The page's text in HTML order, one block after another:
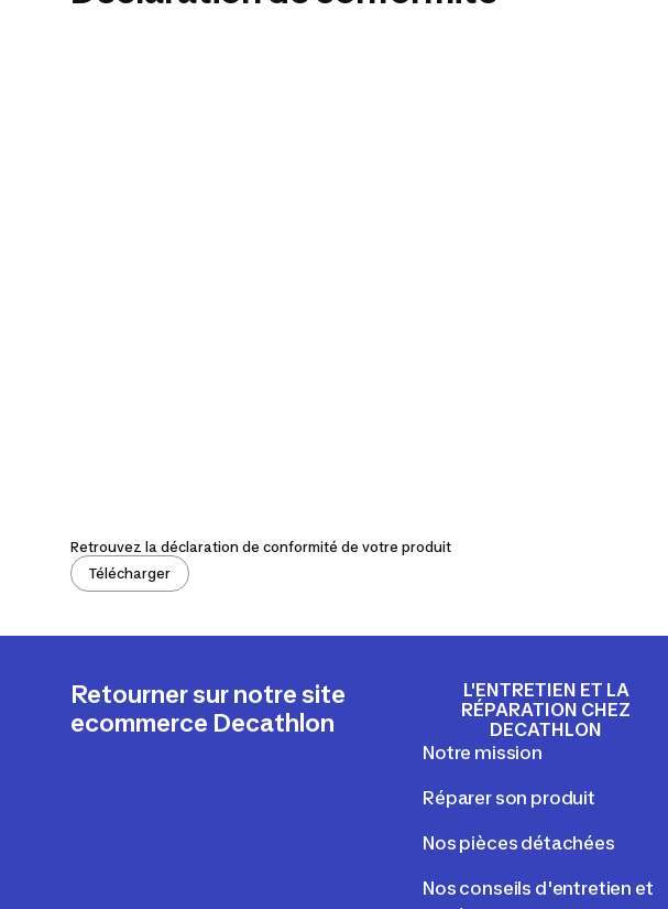
Retrouvez la déclaration de conformité de votre produit
Télécharger
Retourner sur notre site
ecommerce Decathlon
L'ENTRETIEN ET LA
RÉPARATION CHEZ
DECATHLON
Notre mission
Réparer son produit
Nos pièces détachées
Nos conseils d'entretien et